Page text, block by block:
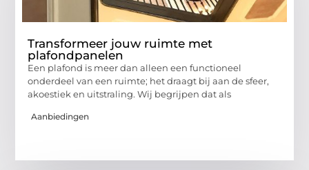
Transformeer jouw ruimte met
plafondpanelen
Een plafond is meer dan alleen een functioneel
onderdeel van een ruimte; het draagt bij aan de sfeer,
akoestiek en uitstraling. Wij begrijpen dat als
Aanbiedingen